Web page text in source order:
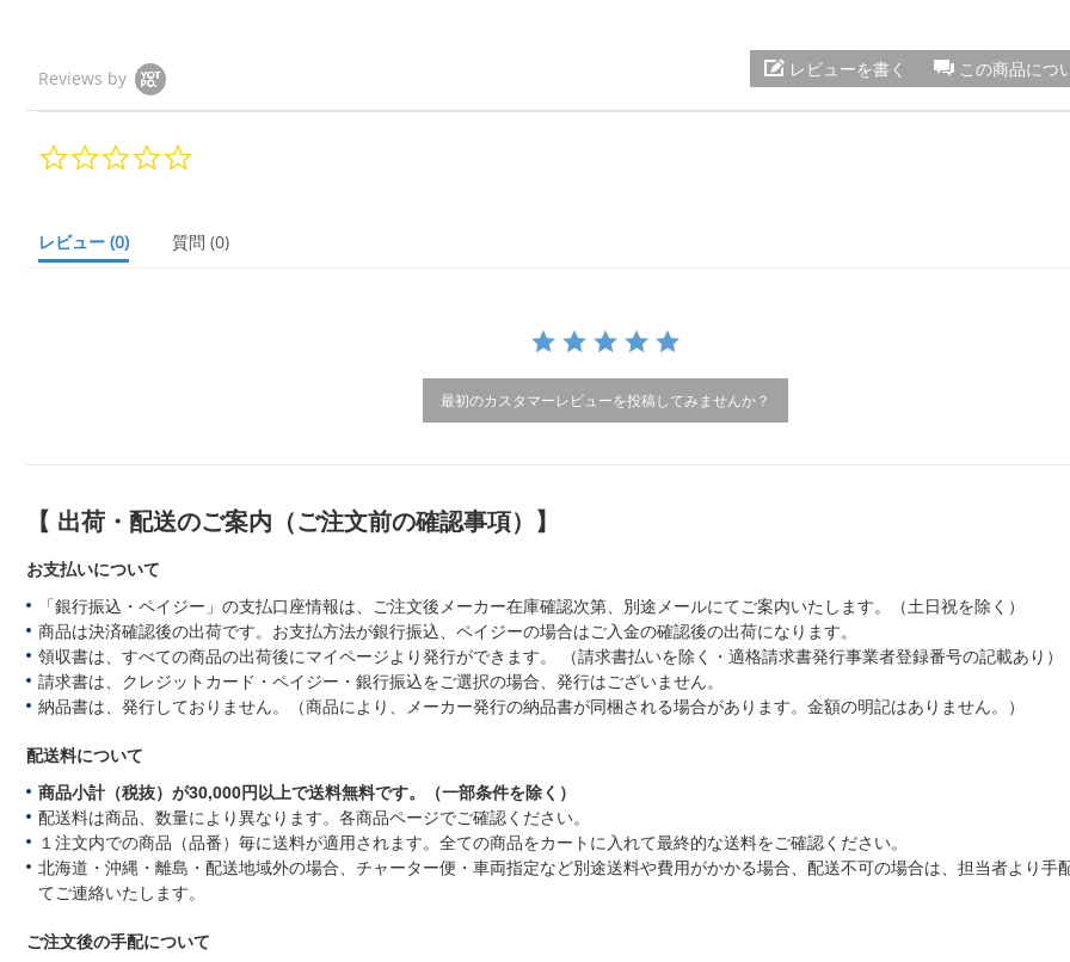
Reviews by この商品につ
レビューを書く
a
r
レビュー (0) 質問 (0)
最初のカスタマーレビューを投稿してみませんか？
【 出荷・配送のご案内（ご注文前の確認事項）】
お支払いについて
「銀行振込・ペイジー」の支払口座情報は、ご注文後メーカー在庫確認次第、別途メールにてご案内いたします。（土日祝を除く）
商品は決済確認後の出荷です。お支払方法が銀行振込、ペイジーの場合はご入金の確認後の出荷になります。
領収書は、すべての商品の出荷後にマイページより発行ができます。 （請求書払いを除く・適格請求書発行事業者登録番号の記載あり）
請求書は、クレジットカード・ペイジー・銀行振込をご選択の場合、発行はございません。
納品書は、発行しておりません。（商品により、メーカー発行の納品書が同梱される場合があります。金額の明記はありません。）
配送料について
商品小計（税抜）が30,000円以上で送料無料です。（一部条件を除く）
配送料は商品、数量により異なります。各商品ページでご確認ください。
１注文内での商品（品番）毎に送料が適用されます。全ての商品をカートに入れて最終的な送料をご確認ください。
北海道・沖縄・離島・配送地域外の場合、チャーター便・車両指定など別途送料や費用がかかる場合、配送不可の場合は、担当者より手
てご連絡いたします。
ご注文後の手配について